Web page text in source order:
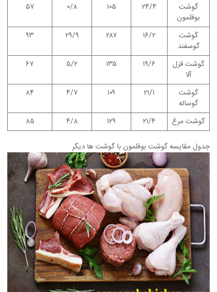
گوشت
بوقلمون
۲۴/۴ ۱۰۵ ۰/۸ ۵۷
گوشت
گوسفند
۱۶/۲ ۲۸۷ ۲۹/۹ ۹۳
گوشت قزل
آلا
۱۹/۶ ۱۳۵ ۵/۲ ۶۷
گوشت
گوساله
۲۱/۱ ۱۰۹ ۴/۷ ۸۴
گوشت مرغ ۲۱/۴ ۱۲۹ ۴/۸ ۸۵
جدول مقایسه گوشت بوقلمون با گوشت ها دیگر